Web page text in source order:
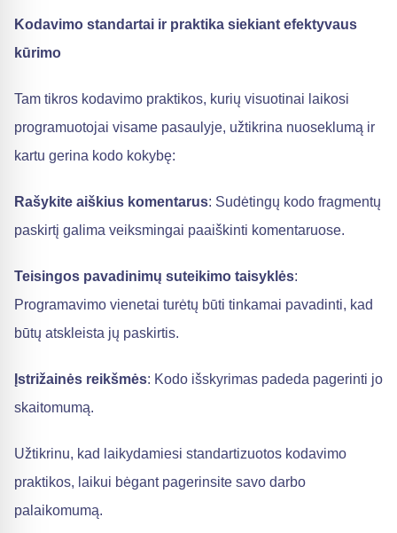
Kodavimo standartai ir praktika siekiant efektyvaus
kūrimo
Tam tikros kodavimo praktikos, kurių visuotinai laikosi
programuotojai visame pasaulyje, užtikrina nuoseklumą ir
kartu gerina kodo kokybę:
Rašykite aiškius komentarus: Sudėtingų kodo fragmentų
paskirtį galima veiksmingai paaiškinti komentaruose.
Teisingos pavadinimų suteikimo taisyklės:
Programavimo vienetai turėtų būti tinkamai pavadinti, kad
būtų atskleista jų paskirtis.
Įstrižainės reikšmės: Kodo išskyrimas padeda pagerinti jo
skaitomumą.
Užtikrinu, kad laikydamiesi standartizuotos kodavimo
praktikos, laikui bėgant pagerinsite savo darbo
palaikomumą.